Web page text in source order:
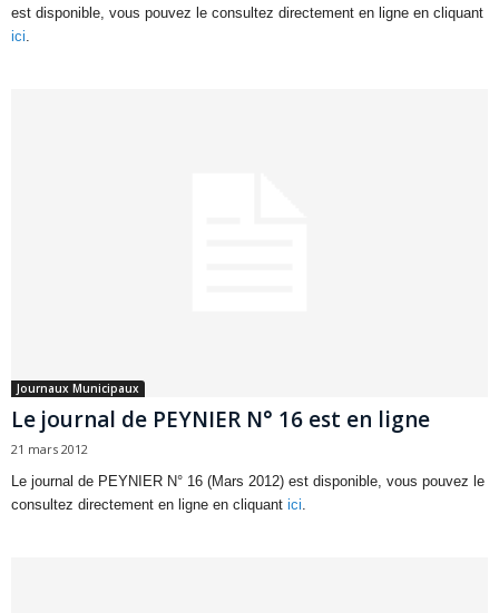
est disponible, vous pouvez le consultez directement en ligne en cliquant
ici.
Journaux Municipaux
Le journal de PEYNIER N° 16 est en ligne
21 mars 2012
Le journal de PEYNIER N° 16 (Mars 2012) est disponible, vous pouvez le
consultez directement en ligne en cliquant ici.